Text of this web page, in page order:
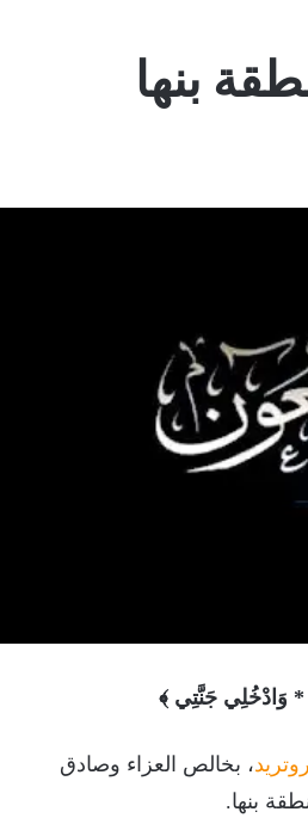
بنها
* وَادْخُلِي جَنَّتِي ﴾
، بخالص العزاء وصادق
بنها.